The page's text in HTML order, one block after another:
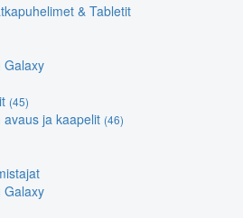
& Tabletit
Galaxy
(45)
ja kaapelit (46)
Galaxy